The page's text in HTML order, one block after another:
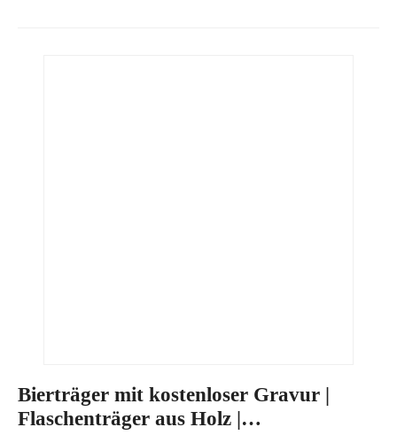
Bierträger mit kostenloser Gravur |
Flaschenträger aus Holz |